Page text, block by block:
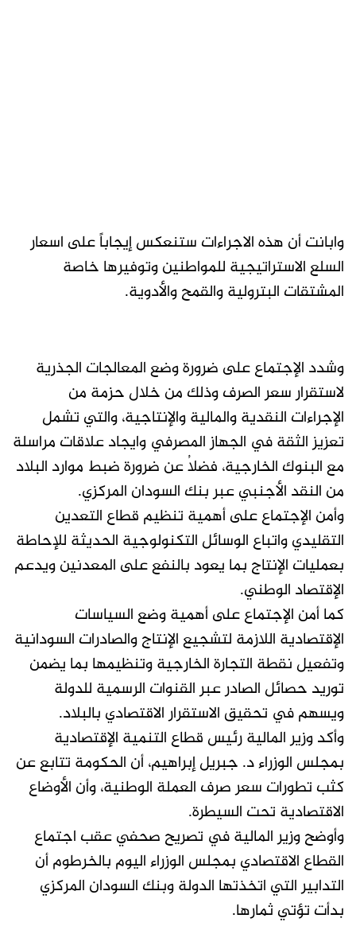
وابانت أن هذه الاجراءات ستنعكس إيجاباً على اسعار
السلع الاستراتيجية للمواطنين وتوفيرها خاصة
المشتقات البترولية والقمح والأدوية.
وشدد الإجتماع على ضرورة وضع المعالجات الجذرية
لاستقرار سعر الصرف وذلك من خلال حزمة من
الإجراءات النقدية والمالية والإنتاجية، والتي تشمل
تعزيز الثقة في الجهاز المصرفي وايجاد علاقات مراسلة
مع البنوك الخارجية، فضلاُ عن ضرورة ضبط موارد البلاد
من النقد الأجنبي عبر بنك السودان المركزي.
وأمن الإجتماع على أهمية تنظيم قطاع التعدين
التقليدي واتباع الوسائل التكنولوجية الحديثة للإحاطة
بعمليات الإنتاج بما يعود بالنفع على المعدنين ويدعم
الإقتصاد الوطني.
كما أمن الإجتماع على أهمية وضع السياسات
الإقتصادية اللازمة لتشجيع الإنتاج والصادرات السودانية
وتفعيل نقطة التجارة الخارجية وتنظيمها بما يضمن
توريد حصائل الصادر عبر القنوات الرسمية للدولة
ويسهم في تحقيق الاستقرار الاقتصادي بالبلاد.​
وأكد وزير المالية رئيس قطاع التنمية الإقتصادية
بمجلس الوزراء د. جبريل إبراهيم، أن الحكومة تتابع عن
كثب تطورات سعر صرف العملة الوطنية، وأن الأوضاع
الاقتصادية تحت السيطرة.
​وأوضح وزير المالية في تصريح صحفي عقب اجتماع
القطاع الاقتصادي بمجلس الوزراء اليوم بالخرطوم أن
التدابير التي اتخذتها الدولة وبنك السودان المركزي
بدأت تؤتي ثمارها.